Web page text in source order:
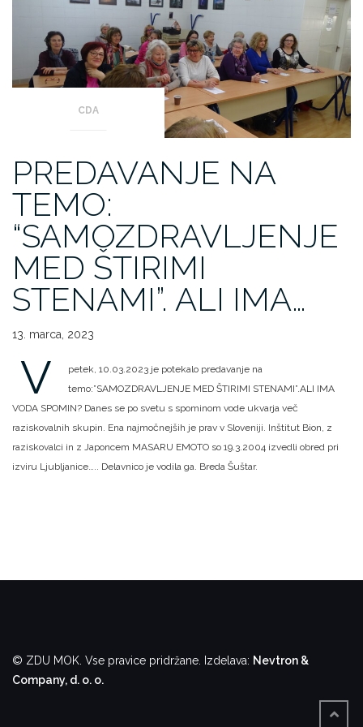
CDA
PREDAVANJE NA
TEMO:
“SAMOZDRAVLJENJE
MED ŠTIRIMI
STENAMI”. ALI IMA…
13. marca, 2023
V
petek, 10.03.2023 je potekalo predavanje na
temo:”SAMOZDRAVLJENJE MED ŠTIRIMI STENAMI”.ALI IMA
VODA SPOMIN? Danes se po svetu s spominom vode ukvarja več
raziskovalnih skupin. Ena najmočnejših je prav v Sloveniji. Inštitut Bion, z
raziskovalci in z Japoncem MASARU EMOTO so 19.3.2004 izvedli obred pri
izviru Ljubljanice….. Delavnico je vodila ga. Breda Šuštar.
© ZDU MOK. Vse pravice pridržane. Izdelava: Nevtron &
Company, d. o. o.